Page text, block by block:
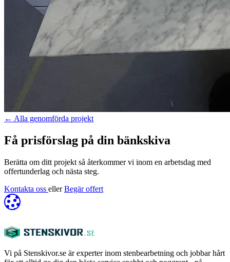
← Alla genomförda projekt
Få prisförslag på din bänkskiva
Berätta om ditt projekt så återkommer vi inom en arbetsdag med
offertunderlag och nästa steg.
Kontakta oss eller Begär offert
Vi på Stenskivor.se är experter inom stenbearbetning och jobbar hårt